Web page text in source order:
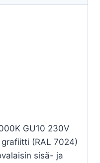
GU10 230V
(RAL 7024)
sisä- ja